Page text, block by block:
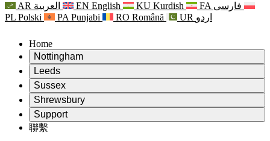
AR العربية EN English KU Kurdish FA فارسی
PL Polski PA Punjabi RO Română UR اردو
Home
Nottingham
Review
評審主席
獨立審核小組
職權範圍
獨立審查最終報告
常見問題
Leeds
Review
評審主席
獨立審核小組
職權範圍
聯繫
Sussex
Review
評審主席
獨立審核小組
職權範圍
Shrewsbury
Review
產科複查的職權範圍
Support
Leeds
聯繫